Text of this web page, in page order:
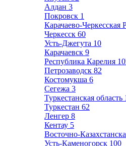
Алдан 3
Покровск 1
Карачаево-Черкесская
Черкесск 60
Усть-Джегута 10
Карачаевск 9
Республика Карелия
Петрозаводск 82
Костомукша 6
Сегежа 3
Туркестанская область
Туркестан 62
Ленгер 8
Кентау 5
Восточно-
Усть-Каменогорск 100